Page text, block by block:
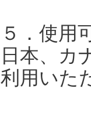
５．使用
日本、カ
利用いた